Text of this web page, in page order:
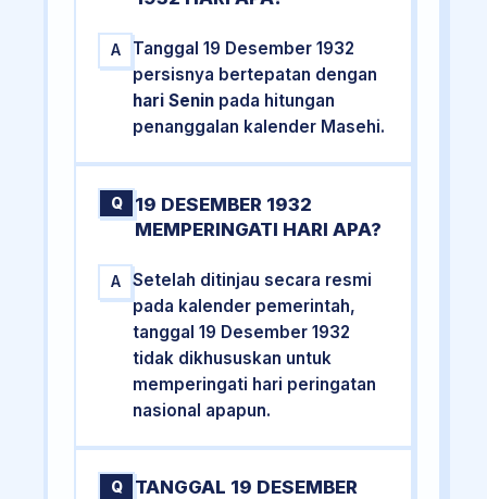
A
Tanggal 19 Desember 1932
persisnya bertepatan dengan
hari Senin pada hitungan
penanggalan kalender Masehi.
Q
19 DESEMBER 1932
MEMPERINGATI HARI APA?
A
Setelah ditinjau secara resmi
pada kalender pemerintah,
tanggal 19 Desember 1932
tidak dikhususkan untuk
memperingati hari peringatan
nasional apapun.
Q
TANGGAL 19 DESEMBER